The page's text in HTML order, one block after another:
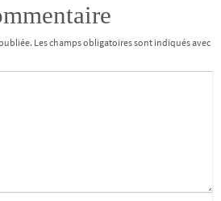
Les champs obligatoires sont indiqués avec